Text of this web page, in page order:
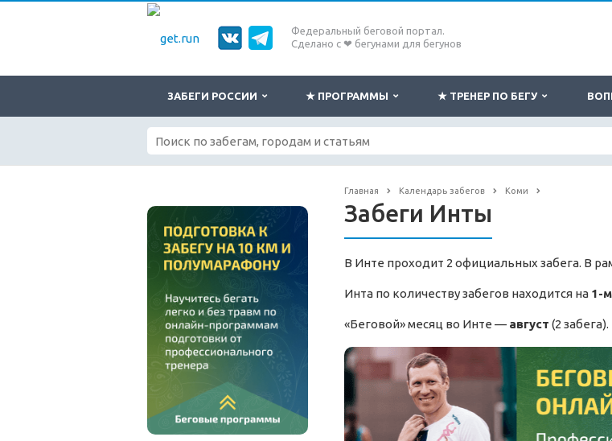
Федеральный беговой портал.
Сделано с ❤ бегунами для бегунов
ЗАБЕГИ РОССИИ ★ ПРОГРАММЫ ★ ТРЕНЕР ПО БЕГУ
Главная Календарь забегов Коми
Забеги Инты
В Инте проходит 2 официальных забега. В
Инта по количеству забегов находится на 1-м
«Беговой» месяц во Инте — август (2 забега).